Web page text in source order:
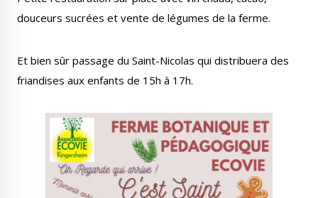
douceurs sucrées et vente de légumes de la ferme.
Et bien sûr passage du Saint-Nicolas qui distribuera des
friandises aux enfants de 15h à 17h.